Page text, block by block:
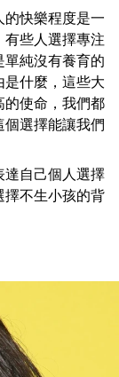
的快樂程度是一
有些人選擇專注
單純沒有養育的
是什麼，這些大
的使命，我們都
選擇能讓我們
達自己個人選擇
擇不生小孩的背